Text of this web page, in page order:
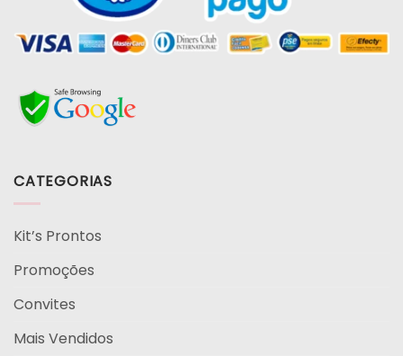
CATEGORIAS
Kit’s Prontos
Promoções
Convites
Mais Vendidos